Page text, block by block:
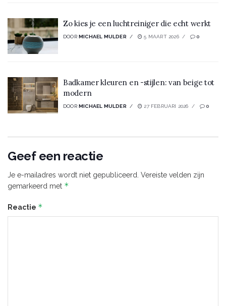
Zo kies je een luchtreiniger die echt werkt
DOOR MICHAEL MULDER 5 MAART 2026 0
Badkamer kleuren en -stijlen: van beige tot
modern
DOOR MICHAEL MULDER 27 FEBRUARI 2026 0
Geef een reactie
Je e-mailadres wordt niet gepubliceerd. Vereiste velden zijn
gemarkeerd met *
Reactie *